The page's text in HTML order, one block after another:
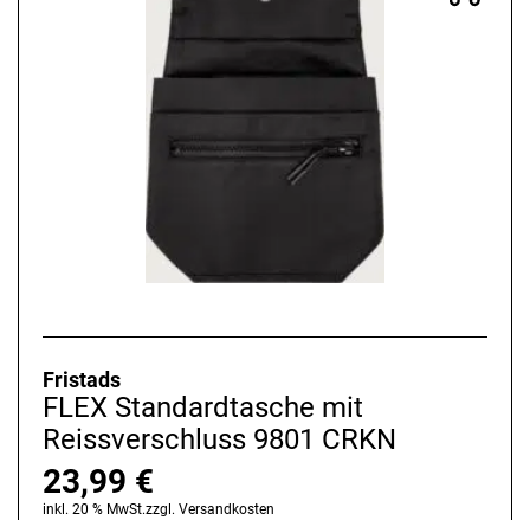
Fristads
FLEX Standardtasche mit
Reissverschluss 9801 CRKN
23,99 €
inkl. 20 % MwSt.zzgl. Versandkosten